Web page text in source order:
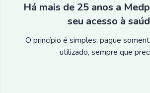
Há mais de 25 anos a
seu acesso à
O princípio é simples: pague
utilizado, sempre que